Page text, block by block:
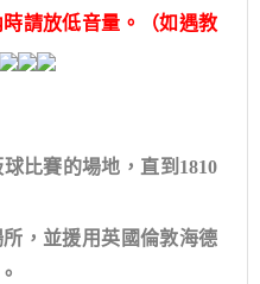
請放低音量。（如遇教
比賽的場地，直到1810
，並援用英國倫敦海德